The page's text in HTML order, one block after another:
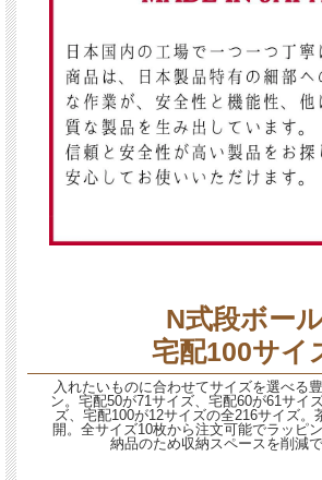
N式段ボー
宅配100サイ
入れたいものに合わせてサイズを選べる
ン。宅配50が71サイズ、宅配60が61サイ
ズ、宅配100が12サイズの全216サイズ。
開。全サイズ10枚から注文可能でラッピ
納品のため収納スペースを削減で